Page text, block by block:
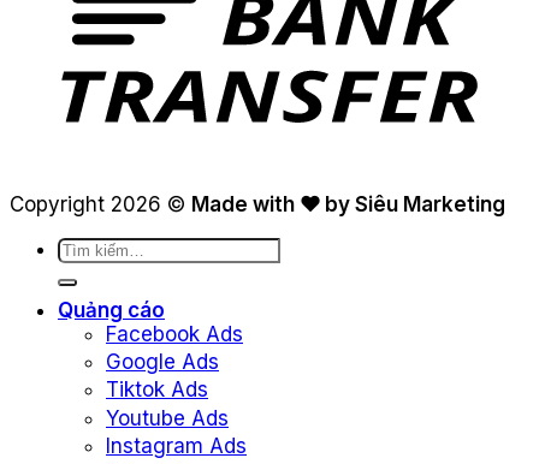
Copyright 2026 © Made with ❤ by Siêu Marketing
Tìm
Quảng cáo
Facebook Ads
Google Ads
Tiktok Ads
Youtube Ads
Instagram Ads